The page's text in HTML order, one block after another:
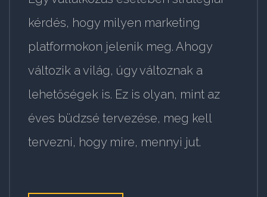
kérdés, hogy milyen marketing
platformokon jelenik meg. Ahogy
változik a világ, úgy változnak a
lehetőségek is. Ez is olyan, mint az
éves büdzsé tervezése, meg kell
tervezni, hogy mire, mennyi jut.